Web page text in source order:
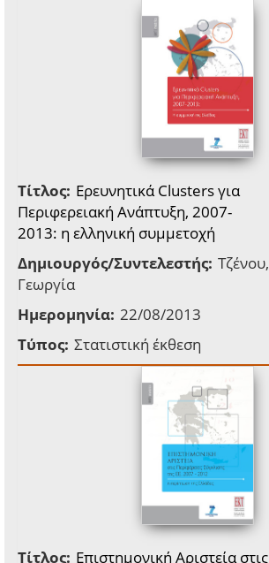
Τίτλος: Ερευνητικά Clusters για
Περιφερειακή Ανάπτυξη, 2007-
2013: η ελληνική συμμετοχή
Δημιουργός/Συντελεστής: Τζένου,
Γεωργία
Ημερομηνία: 22/08/2013
Τύπος: Στατιστική έκθεση
Τίτλος: Επιστημονική Αριστεία στις